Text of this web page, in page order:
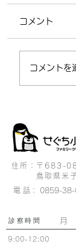
コメント
コメントを
住所：〒683-
鳥取県米子
電 話： 0859-
診察時間
9:00-12:00